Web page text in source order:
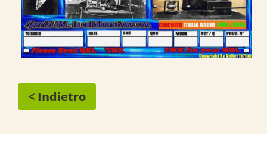
< Indietro